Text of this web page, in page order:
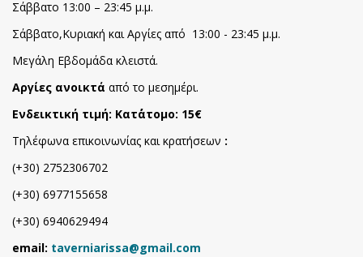
Σάββατο 13:00 – 23:45 μ.μ.
Σάββατο,Κυριακή και Αργίες από 13:00 - 23:45 μ.μ.
Μεγάλη Εβδομάδα κλειστά.
Αργίες ανοικτά από το μεσημέρι.
Ενδεικτική τιμή: Kατ΄άτομο: 15€
Τηλέφωνα επικοινωνίας και κρατήσεων :
(+30) 2752306702
(+30) 6977155658
(+30) 6940629494
email: taverniarissa@gmail.com